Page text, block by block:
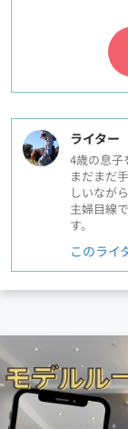
ライタ
4歳の息子
まだまだ
しいなが
主婦目線
す。
このライ